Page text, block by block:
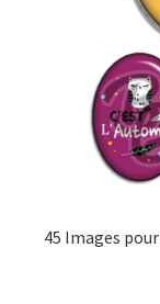
45 Images pour